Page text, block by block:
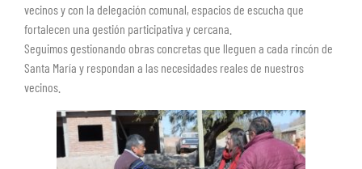
vecinos y con la delegación comunal, espacios de escucha que
fortalecen una gestión participativa y cercana.
Seguimos gestionando obras concretas que lleguen a cada rincón de
Santa María y respondan a las necesidades reales de nuestros
vecinos.